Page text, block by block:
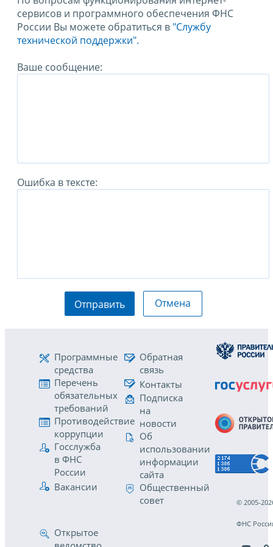
сервисов и программного обеспечения ФНС
России Вы можете обратиться в "Службу
технической поддержки".
Ваше сообщение:
Ошибка в тексте:
Отправить Отмена
Программные
средства
Перечень
обязательных
требований
Противодействие
коррупции
Госслужба
в ФНС
России
Вакансии
Обратная
связь
Контакты
Подписка
на
новости
Об
использовании
информации
сайта
Общественный
совет
Открытое
© 2005-
ФНС